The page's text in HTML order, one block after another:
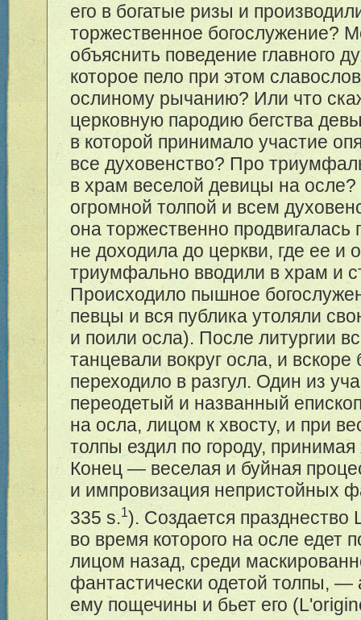
его в богатые ризы и
торжественное богослужение?
объяснить поведение главного
которое пело при этом
ослиному рычанию? Или что
церковную пародию бегства
в которой принимало участие
все духовенство? Про
в храм веселой девицы на
огромной толпой и всем
она торжественно продвигалась
не доходила до церкви, где ее и
триумфально вводили в храм и
Происходило пышное
певцы и вся публика утоляли
и поили осла). После литургии
танцевали вокруг осла, и вскоре
переходило в разгул. Один из
переодетый и названный
на осла, лицом к хвосту, и при
толпы ездил по городу,
Конец — веселая и буйная
и импровизация непристойных
335 s.1). Создается празднество
во время которого на осле едет
лицом назад, среди
фантастически одетой толпы, —
ему пощечины и бьет его